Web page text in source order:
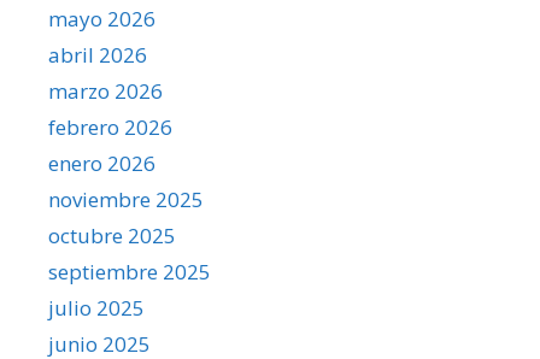
mayo 2026
abril 2026
marzo 2026
febrero 2026
enero 2026
noviembre 2025
octubre 2025
septiembre 2025
julio 2025
junio 2025